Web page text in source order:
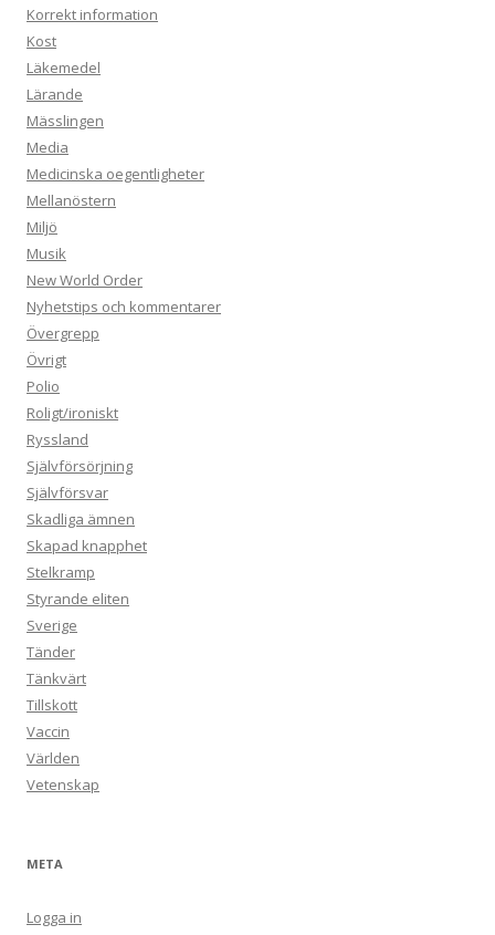
Korrekt information
Kost
Läkemedel
Lärande
Mässlingen
Media
Medicinska oegentligheter
Mellanöstern
Miljö
Musik
New World Order
Nyhetstips och kommentarer
Övergrepp
Övrigt
Polio
Roligt/ironiskt
Ryssland
Självförsörjning
Självförsvar
Skadliga ämnen
Skapad knapphet
Stelkramp
Styrande eliten
Sverige
Tänder
Tänkvärt
Tillskott
Vaccin
Världen
Vetenskap
META
Logga in